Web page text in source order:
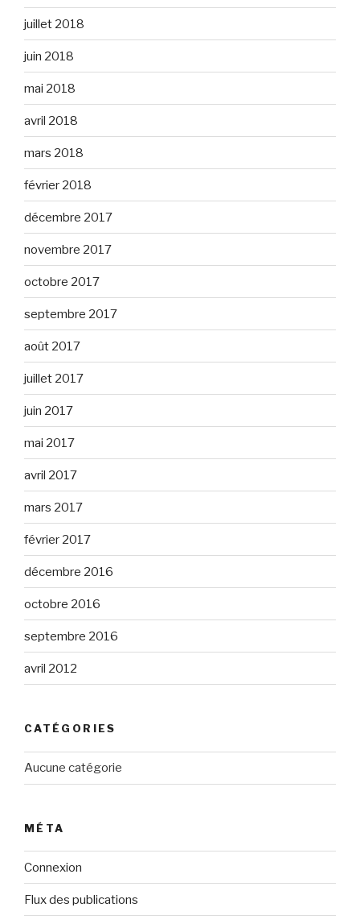
juillet 2018
juin 2018
mai 2018
avril 2018
mars 2018
février 2018
décembre 2017
novembre 2017
octobre 2017
septembre 2017
août 2017
juillet 2017
juin 2017
mai 2017
avril 2017
mars 2017
février 2017
décembre 2016
octobre 2016
septembre 2016
avril 2012
CATÉGORIES
Aucune catégorie
MÉTA
Connexion
Flux des publications